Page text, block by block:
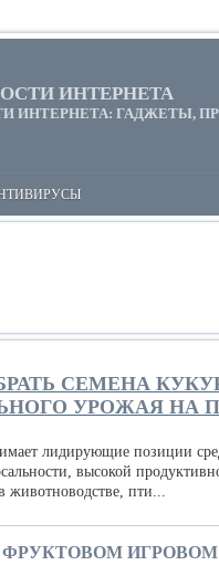
ИНТЕРНЕТА
ИНТЕРНЕТА: ГАДЖЕТЫ,
СЕМЕНА
УРОЖАЯ НА
лидирующие позиции
высокой
животноводстве, пти...
ИГРОВОМ